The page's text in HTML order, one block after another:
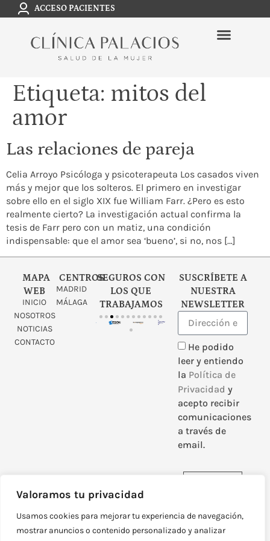
Valoramos tu privacidad
Usamos cookies para mejorar tu experiencia de navegación,
mostrar anuncios o contenido personalizado y analizar
ACCESO PACIENTES
Etiqueta: mitos del
amor
Las relaciones de pareja
Celia Arroyo Psicóloga y psicoterapeuta Los casados viven
más y mejor que los solteros. El primero en investigar
sobre ello en el siglo XIX fue William Farr. ¿Pero es esto
realmente cierto? La investigación actual confirma la
tesis de Farr pero con un matiz, una condición
indispensable: que el amor sea ‘bueno’, si no, nos […]
MAPA
WEB
INICIO
NOSOTROS
NOTICIAS
CONTACTO
CENTROS
MADRID
MÁLAGA
SEGUROS CON
LOS QUE
TRABAJAMOS
SUSCRÍBETE A
NUESTRA
NEWSLETTER
He podido
leer y entiendo
la Política de
Privacidad y
acepto recibir
comunicaciones
a través de
email.